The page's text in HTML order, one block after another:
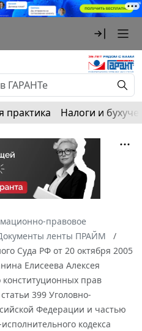
практика Налоги и
правовое
ленты ПРАЙМ
Суда РФ от 20 октября 2005
Елисеева Алексея
прав
399 Уголовно-
Федерации и частью
кодекса